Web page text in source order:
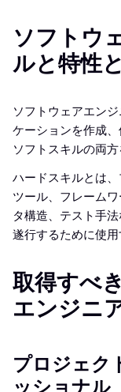
ソフトウ
ルと特性
ソフトウェアエン
ケーションを作成
ソフトスキルの両
ハードスキルとは
ツール、フレーム
タ構造、テスト手
遂行するために使用
取得すべ
エンジニ
プロジェク
ッショナル